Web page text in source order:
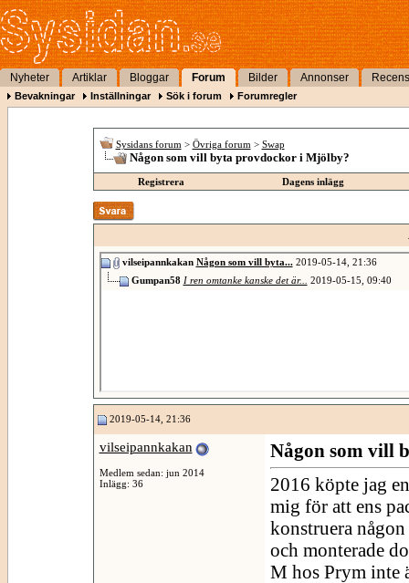
Nyheter Artiklar Bloggar Forum Bilder Annonser
Bevakningar Inställningar Sök i forum Forumregler
Sysidans forum > Övriga forum > Swap
Någon som vill byta provdockor i Mjölby?
Registrera Dagens inlägg
vilseipannkakan Någon som vill byta...2019-05-14, 21:36
Gumpan58 I ren omtanke kanske det är... 2019-05-15, 09:40
2019-05-14, 21:36
vilseipannkakan
Medlem sedan: jun 2014
Inlägg: 36
Någon som vill
2016 köpte jag
mig för att ens
konstruera
och monterade
M hos Prym inte